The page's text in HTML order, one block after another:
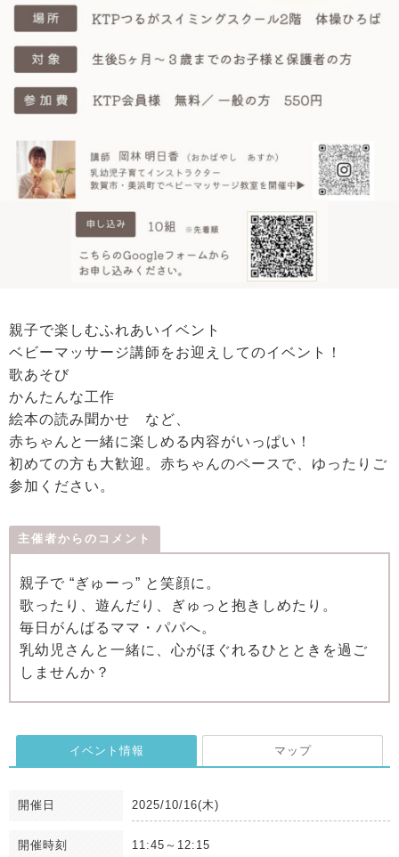
親子で楽しむふれあいイベント
ベビーマッサージ講師をお迎えしてのイベント！
歌あそび
かんたんな工作
絵本の読み聞かせ など、
赤ちゃんと一緒に楽しめる内容がいっぱい！
初めての方も大歓迎。赤ちゃんのペースで、ゆったりご
参加ください。
主催者からのコメント
親子で “ぎゅーっ” と笑顔に。
歌ったり、遊んだり、ぎゅっと抱きしめたり。
毎日がんばるママ・パパへ。
乳幼児さんと一緒に、心がほぐれるひとときを過ご
しませんか？
イベント情報 マップ
開催日 2025/10/16(木)
開催時刻 11:45～12:15